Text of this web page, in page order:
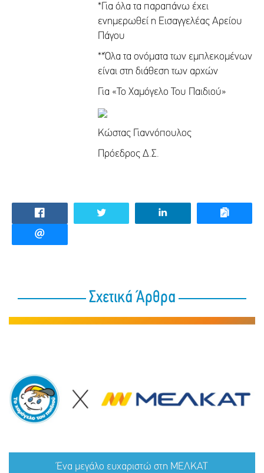
*Για όλα τα παραπάνω έχει
ενημερωθεί η Εισαγγελέας Αρείου
Πάγου
**Όλα τα ονόματα των εμπλεκομένων
είναι στη διάθεση των αρχών
Για «Το Χαμόγελο Του Παιδιού»
Κώστας Γιαννόπουλος
Πρόεδρος Δ.Σ.
Σχετικά Άρθρα
Ένα μεγάλο ευχαριστώ στη ΜΕΛΚΑΤ